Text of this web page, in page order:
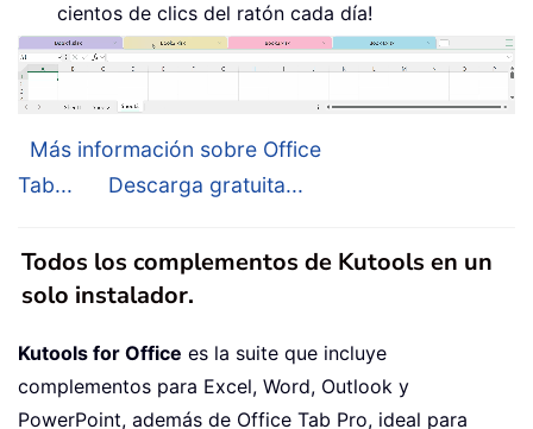
cientos de clics del ratón cada día!
Más información sobre Office
Tab...
Descarga gratuita...
Todos los complementos de Kutools en un
solo instalador.
Kutools for Office es la suite que incluye
complementos para Excel, Word, Outlook y
PowerPoint, además de Office Tab Pro, ideal para